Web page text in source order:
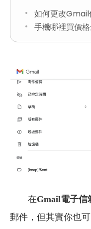
如何更改Gmail
手機哪裡買價
在Gmail電子信
郵件，但其實你也